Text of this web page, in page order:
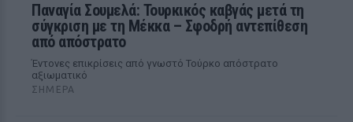
Παναγία Σουμελά: Τουρκικός καβγάς μετά τη
σύγκριση με τη Μέκκα – Σφοδρή αντεπίθεση
από απόστρατο
Έντονες επικρίσεις από γνωστό Τούρκο απόστρατο
αξιωματικό
ΣΉΜΕΡΑ